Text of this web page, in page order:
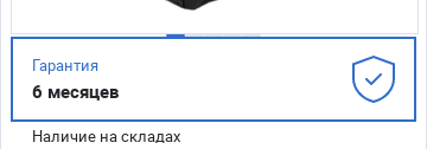
Гарантия
6 месяцев
Наличие на складах